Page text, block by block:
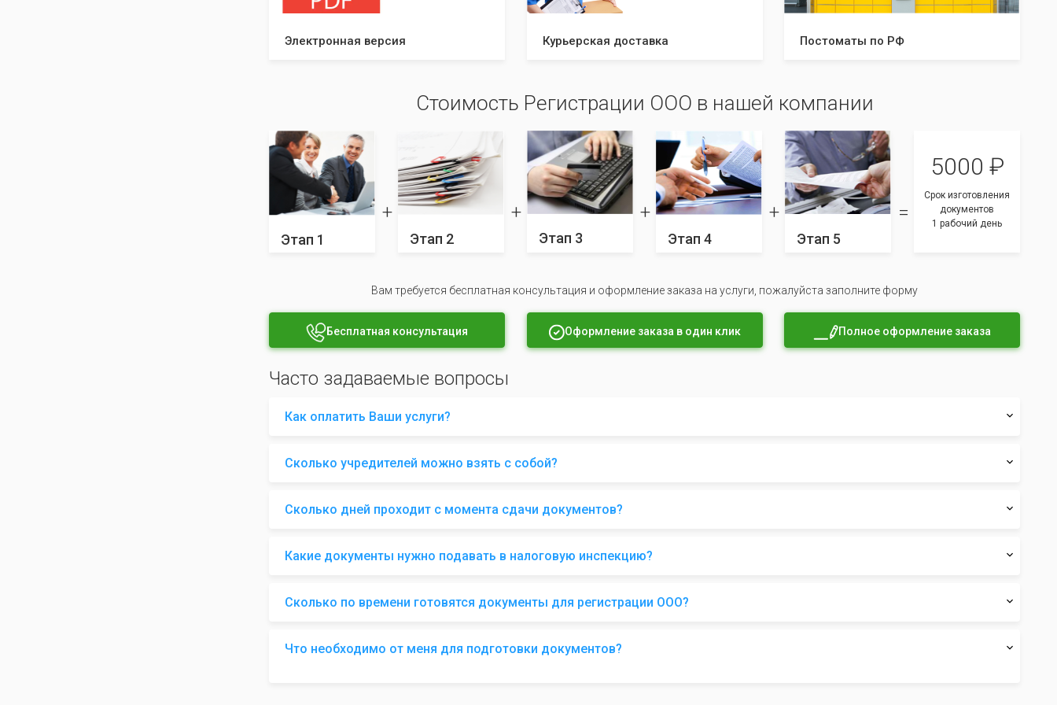
Электронная версия Курьерская доставка Постоматы по РФ
Стоимость Регистрации ООО в нашей компании
Этап 1 Этап 2 Этап 3 Этап 4 Этап 5
5000 ₽
Срок изготовления
документов
1 рабочий день
Вам требуется бесплатная консультация и оформление заказа на услуги, пожалуйста заполните форму
Бесплатная консультация Оформление заказа в один клик Полное оформление заказа
Часто задаваемые вопросы
Как оплатить Ваши услуги?
Сколько учредителей можно взять с собой?
Сколько дней проходит с момента сдачи документов?
Какие документы нужно подавать в налоговую инспекцию?
Сколько по времени готовятся документы для регистрации ООО?
Что необходимо от меня для подготовки документов?